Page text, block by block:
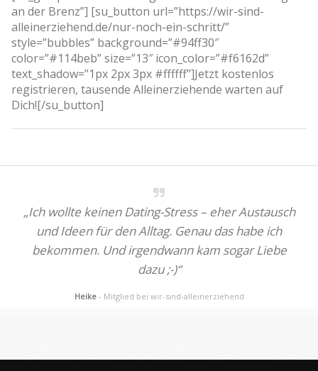
an der Brenz”] [su_button url=”https://wir-sind-
alleinerziehend.de/nur-noch-ein-schritt/”
style=”bubbles” background=”#94ff30″
color=”#114beb” size=”13″ icon_color=”#f6162d”
text_shadow=”1px 2px 3px #ffffff”]Jetzt kostenlos
registrieren, tausende Alleinerziehende warten auf
Dich![/su_button]
„Ich wollte keinen Dating-Stress – eher Austausch
und Ideen für den Alltag. Genau das habe ich
bekommen. Und irgendwann kam sogar Liebe
dazu ;-)“
Heike - Mitglied bei wir-sind-alleinerziehend